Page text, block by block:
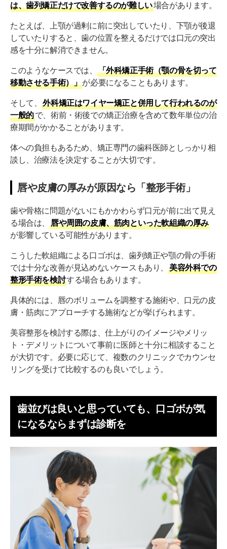
は、歯列矯正だけで改善するのが難しい場合があります。
たとえば、上顎が過剰に前に突出していたり、下顎が後退
していたりすると、歯の位置を整えるだけでは口元の突出
感を十分に解消できません。
このようなケースでは、
「外科矯正手術（顎の骨を切って
移動させる手術）」 が必要になることもあります。
そして、
外科矯正はワイヤー矯正と併用して行われるのが
一般的で、術前・術後での矯正治療を含めて数年単位の治
療期間がかかることがあります。
体への負担もあるため、矯正専門の歯科医師としっかり相
談し、治療法を決定することが大切です。
唇や皮膚の厚みが原因なら「整形手術」
歯や骨格に問題がないにもかかわらず口元が前に出て見え
る場合は、
唇や周囲の皮膚、筋肉といった軟組織の厚み
が影響している可能性があります。
こうした軟組織による口ゴボは、歯列矯正や顎の骨の手術
では十分な改善が見込めないケースもあり、
美容外科での
整形手術を検討する場合もあります。
具体的には、唇のボリュームを調整する施術や、口元の皮
膚・筋肉にアプローチする施術などが挙げられます。
美容整形を検討する際は、仕上がりのイメージやメリッ
ト・デメリットについて事前に医師と十分に相談すること
が大切です。必要に応じて、複数のクリニックでカウンセ
リングを受けて比較するのも良いでしょう。
歯並びは良いと思っていても、口ゴボが気
になるならまずは診断を